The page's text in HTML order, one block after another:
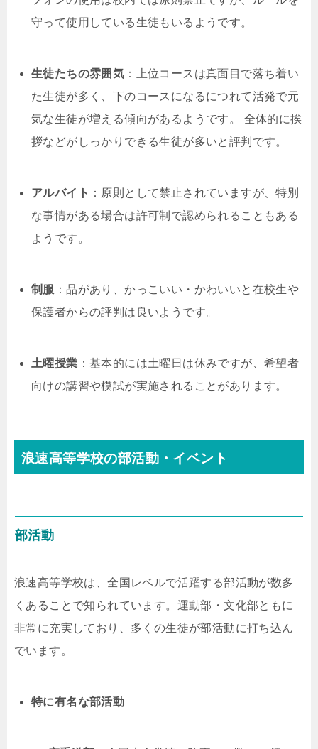
守って使用している生徒もいるようです。
生徒たちの雰囲気 ：上位コースは真面目で落ち着い
た生徒が多く、下のコースになるにつれて活発で元
気な生徒が増える傾向があるようです。 全体的に挨
拶などがしっかりできる生徒が多いと評判です。
アルバイト ：原則として禁止されていますが、特別
な事情がある場合は許可制で認められることもある
ようです。
制服 ：品があり、かっこいい・かわいいと在校生や
保護者からの評判は良いようです。
土曜授業 ：基本的には土曜日は休みですが、希望者
向けの講習や模試が実施されることがあります。
浪速高等学校の部活動・イベント
部活動
浪速高等学校は、全国レベルで活躍する部活動が数多
くあることで知られています。運動部・文化部ともに
非常に充実しており、多くの生徒が部活動に打ち込ん
でいます。
特に有名な部活動